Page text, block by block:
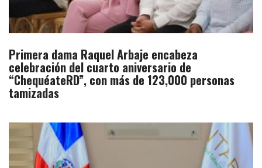
Primera dama Raquel Arbaje encabeza
celebración del cuarto aniversario de
“ChequéateRD”, con más de 123,000 personas
tamizadas